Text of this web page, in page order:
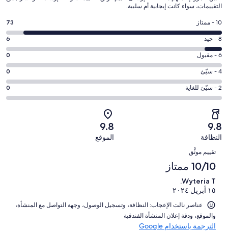
التقييمات، سواء كانت إيجابية أم سلبية.
درجة
التصنيف
10
-
ممتاز.
73
من
أصل
79
من
تقييمات
النزلاء
10 - ممتاز 73
درجة
التصنيف
8
-
جيد.
6
من
أصل
79
من
النزلاء
8 - جيد 6
درجة
التصنيف
6
-
مقبول.
0
من
أصل
79
من
تقييمات
النزلاء
6 - مقبول 0
درجة
التصنيف
4
سيّئ.
0
من
79
من
تقييمات
النزلاء
4 - سيّئ 0
درجة
التصنيف
2
-
سيّئ
للغاية.
من
79
من
تقييمات
النزلاء
2 - سيّئ للغاية 0
9.8
النظافة
9.8
الموقع
التقييمات
تقييم موثَّق
10/10 ممتاز
Wyteria T.
١٥ أبريل ٢٠٢٤
عناصر نالت الإعجاب: ⁦النظافة⁩، و⁦تسجيل الوصول⁩، و⁦جهة التواصل مع المنشأة⁩،
و⁦الموقع⁩، و⁦دقة إعلان المنشأة الفندقية⁩
الترجمة باستخدام Google